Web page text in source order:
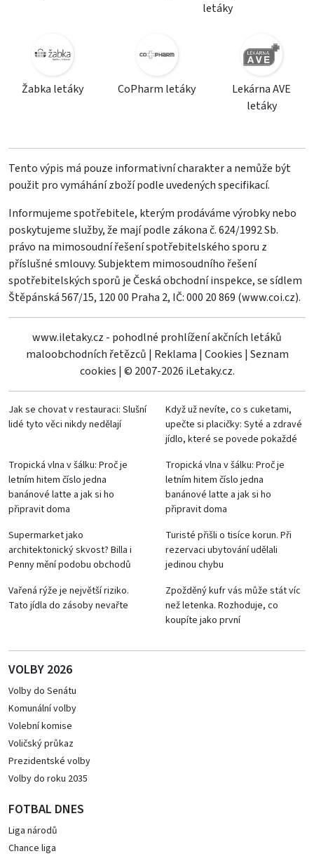
letáky
Žabka letáky CoPharm letáky
Lekárna AVE
letáky
Tento výpis má pouze informativní charakter a nemůže být
použit pro vymáhání zboží podle uvedených specifikací.
Informujeme spotřebitele, kterým prodáváme výrobky nebo
poskytujeme služby, že mají podle zákona č. 624/1992 Sb.
právo na mimosoudní řešení spotřebitelského sporu z
příslušné smlouvy. Subjektem mimosoudního řešení
spotřebitelských sporů je Česká obchodní inspekce, se sídlem
Štěpánská 567/15, 120 00 Praha 2, IČ: 000 20 869 (www.coi.cz).
www.iletaky.cz - pohodlné prohlížení akčních letáků
maloobchodních řetězců | Reklama | Cookies | Seznam
cookies | © 2007-2026 iLetaky.cz.
Jak se chovat v restauraci: Slušní
lidé tyto věci nikdy nedělají
Když už nevíte, co s cuketami,
upečte si placičky: Syté a zdravé
jídlo, které se povede pokaždé
Tropická vlna v šálku: Proč je
letním hitem číslo jedna
banánové latte a jak si ho
připravit doma
Tropická vlna v šálku: Proč je
letním hitem číslo jedna
banánové latte a jak si ho
připravit doma
Supermarket jako
architektonický skvost? Billa i
Penny mění podobu obchodů
Turisté přišli o tisíce korun. Při
rezervaci ubytování udělali
jedinou chybu
Vařená rýže je největší riziko.
Tato jídla do zásoby nevařte
Zpožděný kufr vás může stát víc
než letenka. Rozhoduje, co
koupíte jako první
VOLBY 2026
Volby do Senátu
Komunální volby
Volební komise
Voličský průkaz
Prezidentské volby
Volby do roku 2035
FOTBAL DNES
Liga národů
Chance liga